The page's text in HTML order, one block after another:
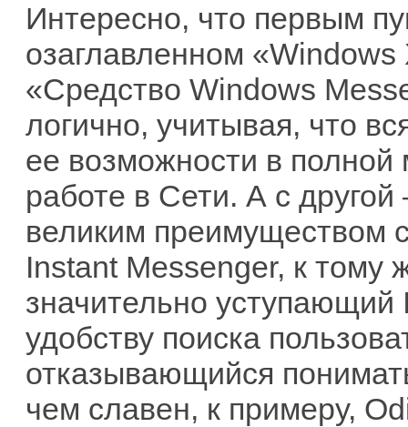
Интересно, что первым
озаглавленном
«Средство Windows
логично, учитывая, что
ее возможности в полной
работе в Сети. А с
великим преимуществом
Instant Messenger, к тому
значительно
удобству поиска
отказывающийся
чем славен, к примеру,